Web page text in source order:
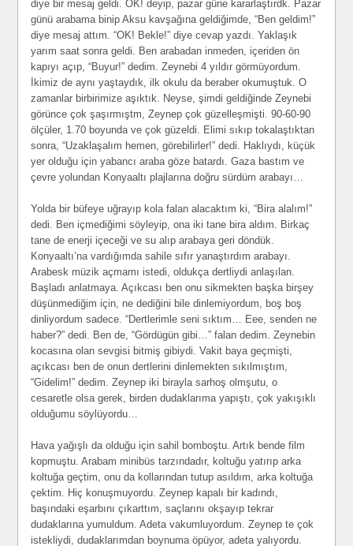
diye bir mesaj geldi. OK! deyip, pazar güne kararlaştırdk. Pazar
günü arabama binip Aksu kavşağına geldiğimde, “Ben geldim!”
diye mesaj attım. “OK! Bekle!” diye cevap yazdı. Yaklaşık
yarım saat sonra geldi. Ben arabadan inmeden, içeriden ön
kapıyı açıp, “Buyur!” dedim. Zeynebi 4 yıldır görmüyordum.
İkimiz de aynı yaştaydık, ilk okulu da beraber okumuştuk. O
zamanlar birbirimize aşıktık. Neyse, şimdi geldiğinde Zeynebi
görünce çok şaşırmıştm, Zeynep çok güzelleşmişti. 90-60-90
ölçüler, 1.70 boyunda ve çok güzeldi. Elimi sıkıp tokalaştıktan
sonra, “Uzaklaşalım hemen, görebilirler!” dedi. Haklıydı, küçük
yer olduğu için yabancı araba göze batardı. Gaza bastım ve
çevre yolundan Konyaaltı plajlarına doğru sürdüm arabayı…
Yolda bir büfeye uğrayıp kola falan alacaktım ki, “Bira alalım!”
dedi. Ben içmediğimi söyleyip, ona iki tane bira aldım. Birkaç
tane de enerji içeceği ve su alıp arabaya geri döndük.
Konyaaltı’na vardığımda sahile sıfır yanaştırdım arabayı.
Arabesk müzik açmamı istedi, oldukça dertliydi anlaşılan.
Başladı anlatmaya. Açıkcası ben onu sikmekten başka birşey
düşünmediğim için, ne dediğini bile dinlemiyordum, boş boş
dinliyordum sadece. “Dertlerimle seni sıktım… Eee, senden ne
haber?” dedi. Ben de, “Gördügün gibi…” falan dedim. Zeynebin
kocasına olan sevgisi bitmiş gibiydi. Vakit baya geçmişti,
açıkcası ben de onun dertlerini dinlemekten sıkılmıştım,
“Gidelim!” dedim. Zeynep iki birayla sarhoş olmşutu, o
cesaretle olsa gerek, birden dudaklarıma yapıştı, çok yakışıklı
olduğumu söylüyordu…
Hava yağışlı da olduğu için sahil bomboştu. Artık bende film
kopmuştu. Arabam minibüs tarzındadır, koltuğu yatırıp arka
koltuğa geçtim, onu da kollarından tutup asıldım, arka koltuğa
çektim. Hiç konuşmuyordu. Zeynep kapalı bir kadındı,
başındaki eşarbını çıkarttım, saçlarını okşayıp tekrar
dudaklarına yumuldum. Adeta vakumluyordum. Zeynep te çok
istekliydi, dudaklarımdan boynuma öpüyor, adeta yalıyordu.